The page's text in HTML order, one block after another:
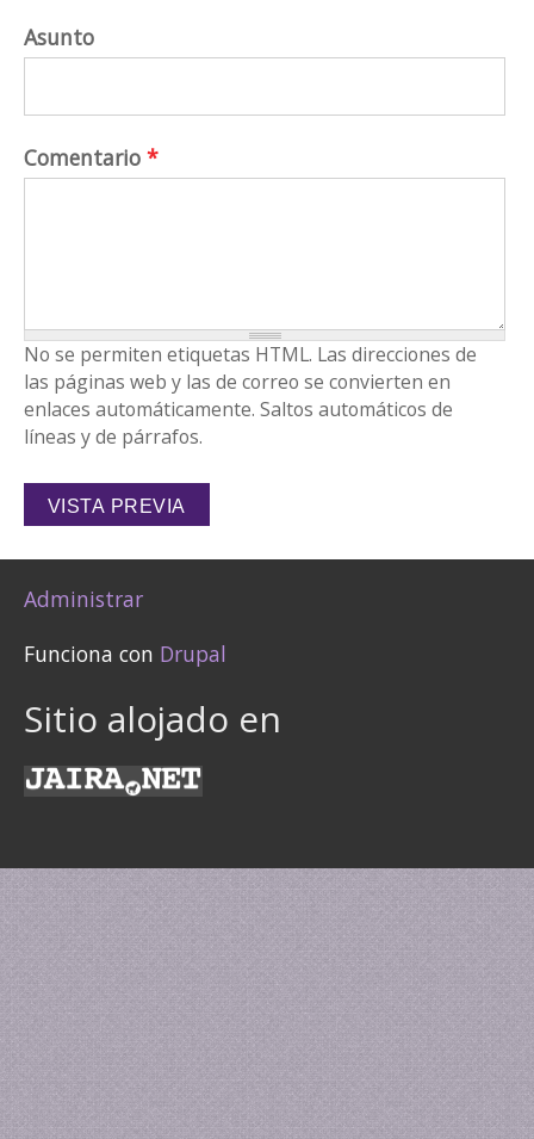
Asunto
Comentario *
No se permiten etiquetas HTML. Las direcciones de
las páginas web y las de correo se convierten en
enlaces automáticamente. Saltos automáticos de
líneas y de párrafos.
Administrar
Funciona con Drupal
Sitio alojado en